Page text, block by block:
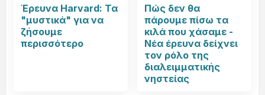
Έρευνα Harvard: Τα
"μυστικά" για να
ζήσουμε
περισσότερο
Πώς δεν θα
πάρουμε πίσω τα
κιλά που χάσαμε -
Νέα έρευνα δείχνει
τον ρόλο της
διαλειμματικής
νηστείας